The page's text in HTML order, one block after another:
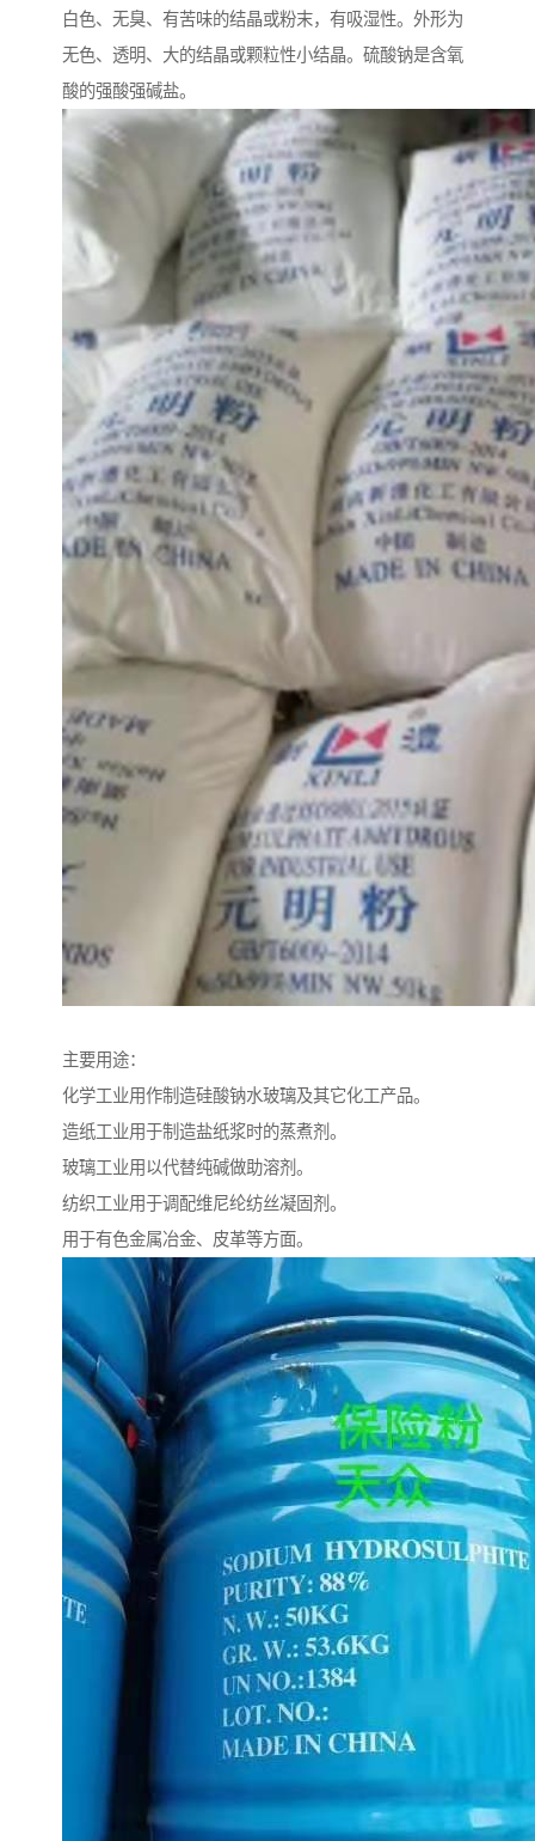
白色、无臭、有苦味的结晶或粉末，有吸湿性。外形为
无色、透明、大的结晶或颗粒性小结晶。硫酸钠是含氧
酸的强酸强碱盐。
主要用途：
化学工业用作制造硅酸钠水玻璃及其它化工产品。
造纸工业用于制造盐纸浆时的蒸煮剂。
玻璃工业用以代替纯碱做助溶剂。
纺织工业用于调配维尼纶纺丝凝固剂。
用于有色金属冶金、皮革等方面。